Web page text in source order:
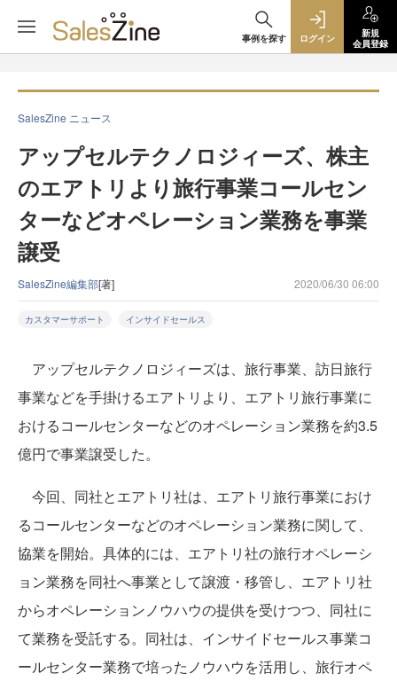
事例を探す ログイン
新規
会員登録
SalesZine ニュース
アップセルテクノロジィーズ、株主
のエアトリより旅行事業コールセン
ターなどオペレーション業務を事業
譲受
SalesZine編集部[著] 2020/06/30 06:00
カスタマーサポート インサイドセールス
アップセルテクノロジィーズは、旅行事業、訪日旅行
事業などを手掛けるエアトリより、エアトリ旅行事業に
おけるコールセンターなどのオペレーション業務を約3.5
億円で事業譲受した。
今回、同社とエアトリ社は、エアトリ旅行事業におけ
るコールセンターなどのオペレーション業務に関して、
協業を開始。具体的には、エアトリ社の旅行オペレーシ
ョン業務を同社へ事業として譲渡・移管し、エアトリ社
からオペレーションノウハウの提供を受けつつ、同社に
て業務を受託する。同社は、インサイドセールス事業コ
ールセンター業務で培ったノウハウを活用し、旅行オペ